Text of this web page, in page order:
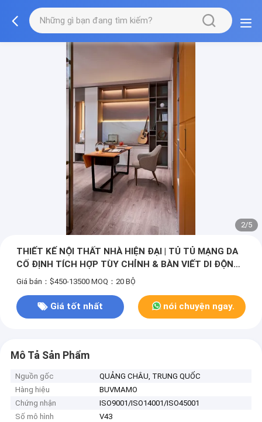
2/5
THIẾT KẾ NỘI THẤT NHÀ HIỆN ĐẠI | TỦ TỦ MẠNG DA
CỐ ĐỊNH TÍCH HỢP TÙY CHỈNH & BÀN VIẾT DI ĐỘNG
CAM TỦ TỦ TỦ CỐ ĐỊNH TÍCH HỢP
Giá bán：$450-13500 MOQ：20 BỘ
Giá tốt nhất nói chuyện ngay.
Mô Tả Sản Phẩm
Nguồn gốc
QUẢNG CHÂU, TRUNG QUỐC
Hàng hiệu
BUVMAMO
Chứng nhận
ISO9001/ISO14001/ISO45001
Số mô hình
V43